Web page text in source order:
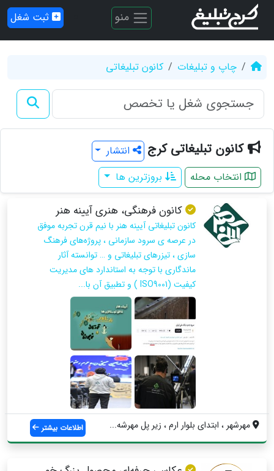
منو ثبت شغل
چاپ و تبلیغات کانون تبلیغاتی
کانون تبلیغاتی کرج
انتشار
انتخاب محله
بروزترین ها
کانون فرهنگی، هنری آیینه هنر
کانون تبلیغاتی آیینه هنر با نیم قرن تجربه موفق
در عرصه ی سرود سازمانی ، پروژه‌های فرهنگ
سازی ، تیزرهای تبلیغاتی و … توانسته آثار
ماندگاری با توجه به استاندارد های مدیریت
کیفیت (ISO9001 ) و تطبیق آن با...
مهرشهر ، ابتدای بلوار ارم ، زیر پل مهرشه... اطلاعات بیشتر